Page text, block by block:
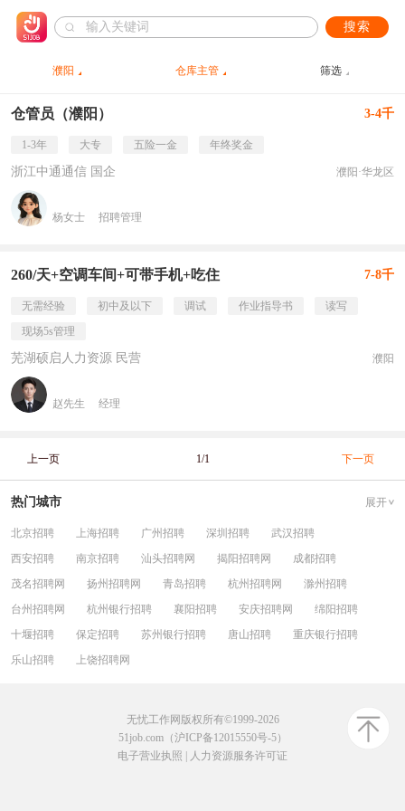
搜索
濮阳 仓库主管 筛选
仓管员（濮阳） 3-4千
1-3年 大专 五险一金 年终奖金
浙江中通通信 国企 濮阳·华龙区
杨女士 招聘管理
260/天+空调车间+可带手机+吃住 7-8千
无需经验 初中及以下 调试 作业指导书
读写
现场5s管理
芜湖硕启人力资源 民营 濮阳
赵先生 经理
上一页 1/1 下一页
热门城市 展开
北京招聘 上海招聘 广州招聘 深圳招聘
武汉招聘
西安招聘
南京招聘 汕头招聘网 揭阳招聘网
成都招聘
茂名招聘网
扬州招聘网 青岛招聘 杭州招聘网
滁州招聘
台州招聘网
杭州银行招聘 襄阳招聘 安庆招聘网
绵阳招聘
十堰招聘
保定招聘 苏州银行招聘 唐山招聘
重庆银行招聘
乐山招聘
上饶招聘网
无忧工作网版权所有©1999-2026
51job.com（沪ICP备12015550号-5）
电子营业执照
人力资源服务许可证